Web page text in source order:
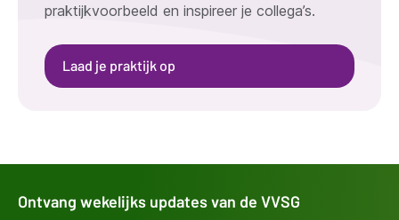
praktijkvoorbeeld en inspireer je collega’s.
Laad je praktijk op
Ontvang wekelijks updates van de VVSG